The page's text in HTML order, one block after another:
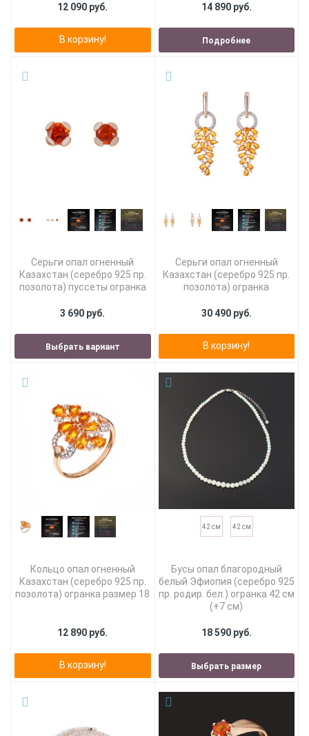
12 090 руб.
В корзину!
14 890 руб.
Подробнее
Серьги опал огненный
Казахстан (серебро 925 пр.
позолота) пуссеты огранка
3 690 руб.
Выбрать вариант
Серьги опал огненный
Казахстан (серебро 925 пр.
позолота) огранка
30 490 руб.
В корзину!
Кольцо опал огненный
Казахстан (серебро 925 пр.
позолота) огранка размер 18
12 890 руб.
В корзину!
42 см 42 см
Бусы опал благородный
белый Эфиопия (серебро 925
пр. родир. бел.) огранка 42 см
(+7 см)
18 590 руб.
Выбрать размер